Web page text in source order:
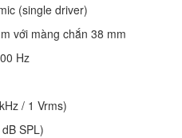
(single driver)
với màng chắn 38 mm
Hz
/ 1 Vrms)
SPL)